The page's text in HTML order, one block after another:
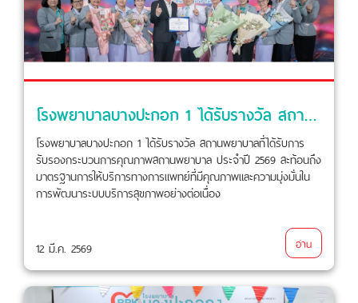
โรงพยาบาลบางปะกอก 1 ได้รับรางวัล สถานพยาบาลที่ได้รับการ
รับรองกระบวนการคุณภาพสถานพยาบาล ประจำปี 2569 สะท้อนถึง
มาตรฐานการให้บริการทางการแพทย์ที่มีคุณภาพและความมุ่งมั่นใน
การพัฒนาระบบบริการสุขภาพอย่างต่อเนื่อง
12 มี.ค. 2569 อ่าน